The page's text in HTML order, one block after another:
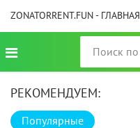
ZONATORRENT.FUN - ГЛАВНАЯ
РЕКОМЕНДУЕМ:
Популярные